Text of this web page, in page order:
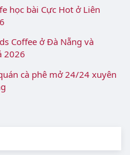
học bài Cực Hot ở Liên
Coffee ở Đà Nẵng và
2026
cà phê mở 24/24 xuyên